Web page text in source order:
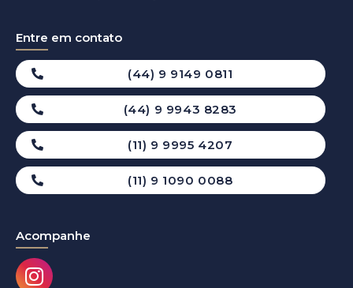
Entre em contato
(44) 9 9149 0811
(44) 9 9943 8283
(11) 9 9995 4207
(11) 9 1090 0088
Acompanhe